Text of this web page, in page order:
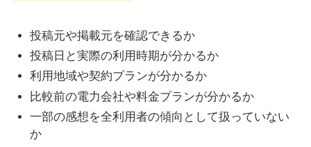
投稿元や掲載元を確認できるか
投稿日と実際の利用時期が分かるか
利用地域や契約プランが分かるか
比較前の電力会社や料金プランが分かるか
一部の感想を全利用者の傾向として扱っていない
か